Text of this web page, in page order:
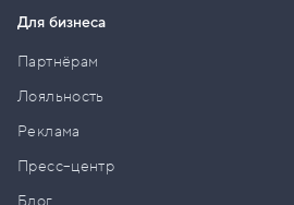
Для бизнеса
Партнёрам
Лояльность
Реклама
Пресс–центр